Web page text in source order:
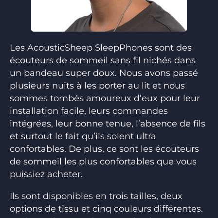
Les AcousticSheep SleepPhones sont des
écouteurs de sommeil sans fil nichés dans
un bandeau super doux. Nous avons passé
plusieurs nuits à les porter au lit et nous
sommes tombés amoureux d’eux pour leur
installation facile, leurs commandes
intégrées, leur bonne tenue, l’absence de fils
et surtout le fait qu’ils soient ultra
confortables. De plus, ce sont les écouteurs
de sommeil les plus confortables que vous
puissiez acheter.
Ils sont disponibles en trois tailles, deux
options de tissu et cinq couleurs différentes.